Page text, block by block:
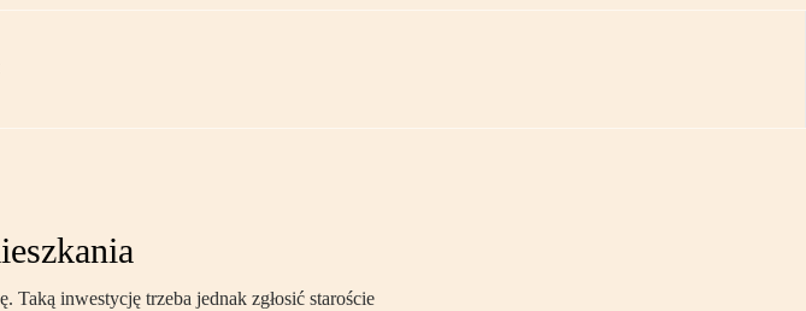
inwestycję trzeba jednak zgłosić staroście